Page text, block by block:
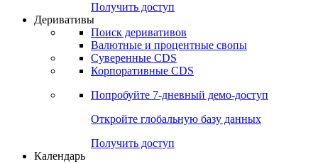
Получить доступ
Деривативы
Поиск деривативов
Валютные и процентные свопы
Суверенные CDS
Корпоративные CDS
Попробуйте 7-дневный демо-доступ
Откройте глобальную базу данных
Получить доступ
Календарь